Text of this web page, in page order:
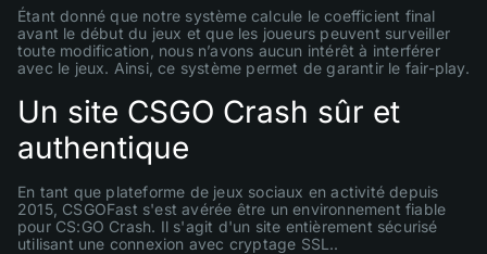
Étant donné que notre système calcule le coefficient final
avant le début du jeux et que les joueurs peuvent surveiller
toute modification, nous n’avons aucun intérêt à interférer
avec le jeux. Ainsi, ce système permet de garantir le fair-play.
Un site CSGO Crash sûr et
authentique
En tant que plateforme de jeux sociaux en activité depuis
2015, CSGOFast s'est avérée être un environnement fiable
pour CS:GO Crash. Il s'agit d'un site entièrement sécurisé
utilisant une connexion avec cryptage SSL..